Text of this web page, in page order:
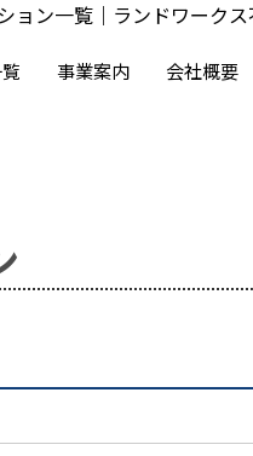
ョン一覧｜ランドワーク
事業案内 会社概要